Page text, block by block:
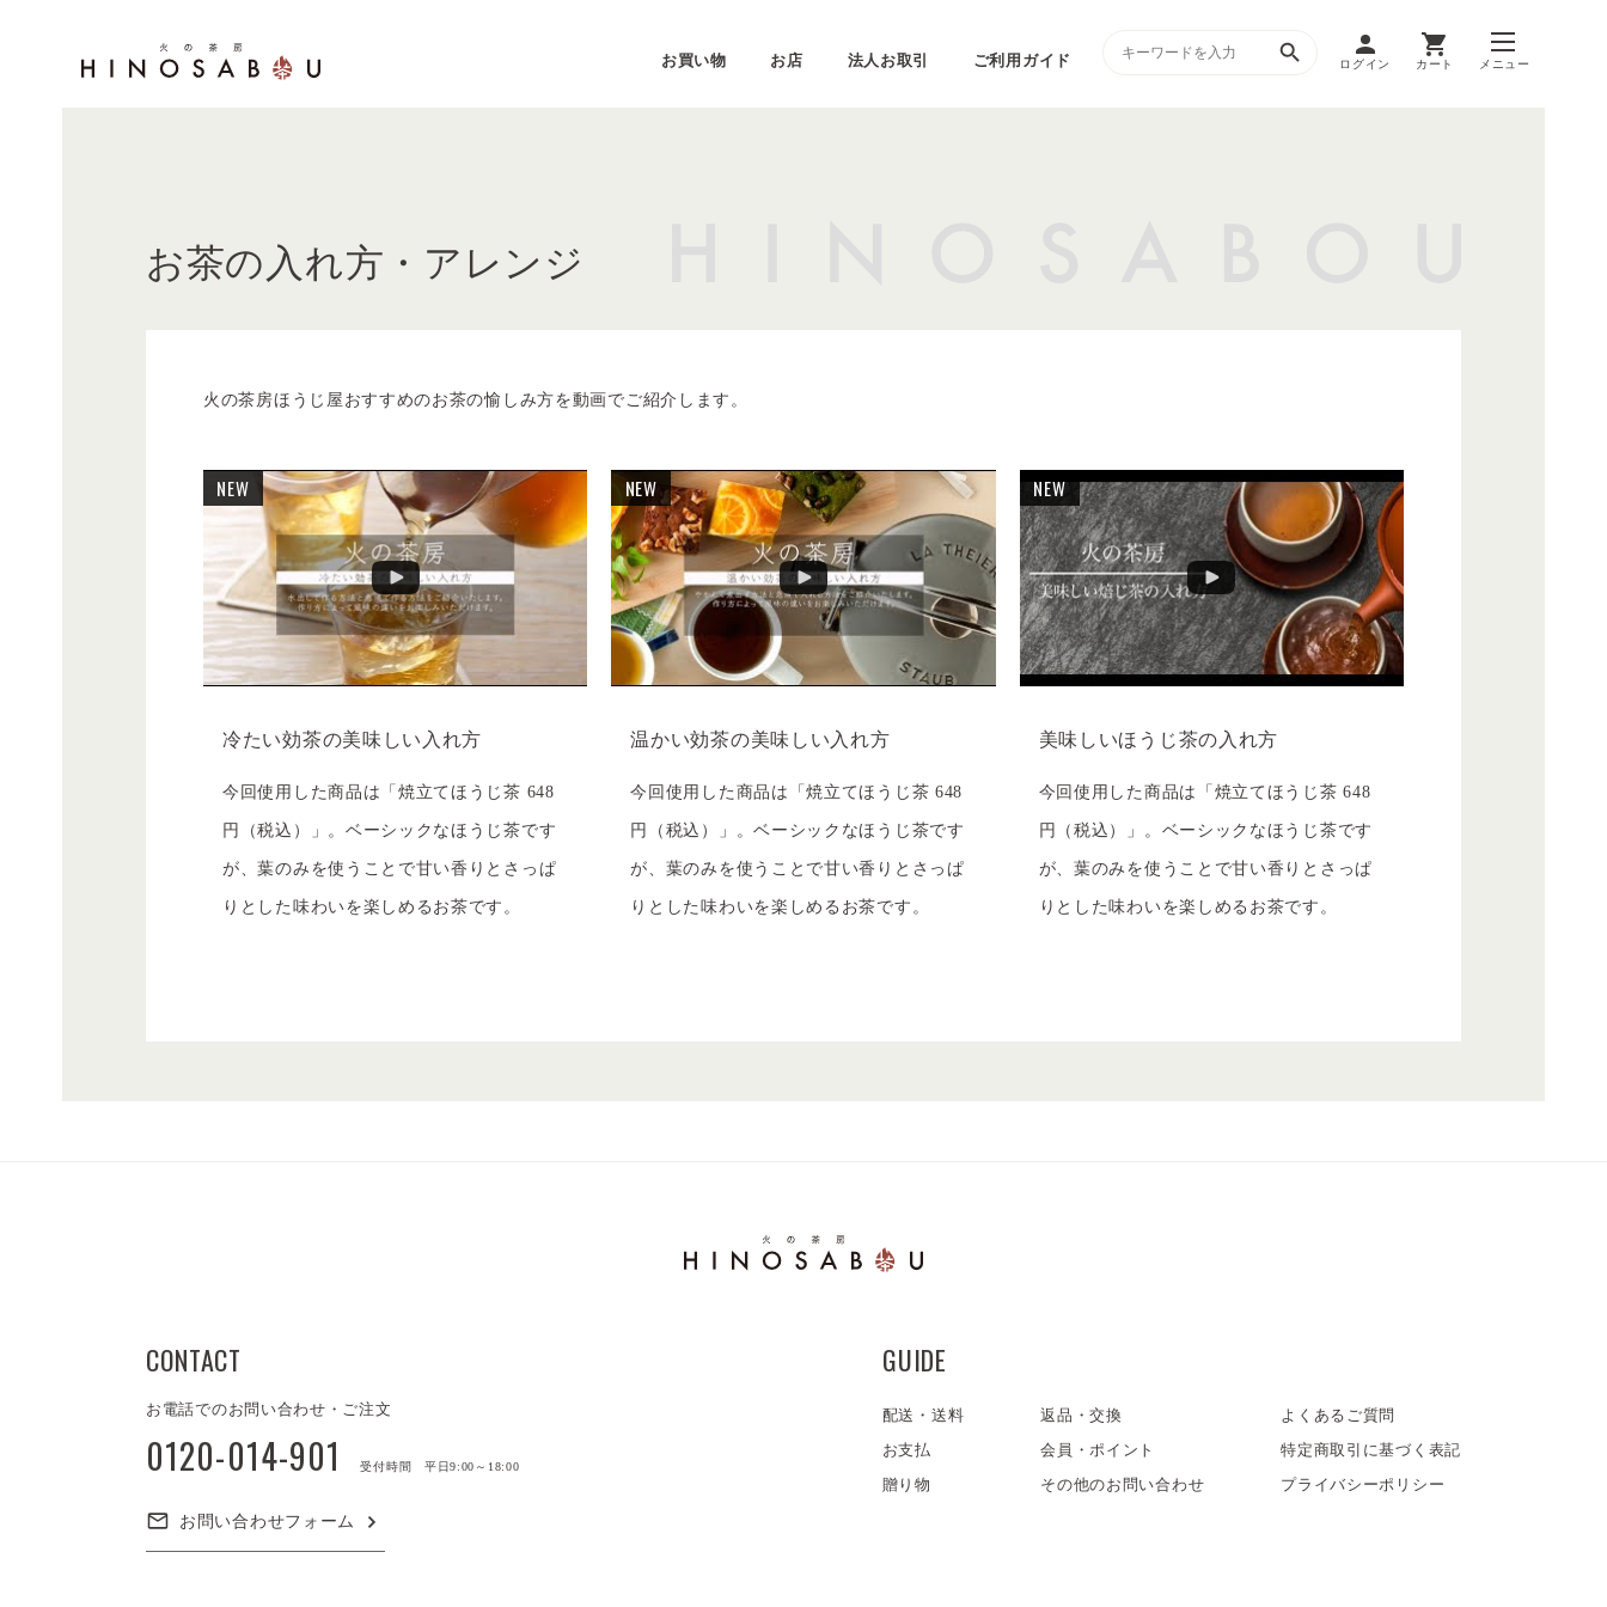
お買い物 お店 法人お取引 ご利用ガイド ログイン カート メニュー
お茶の入れ方・アレンジ
火の茶房ほうじ屋おすすめのお茶の愉しみ方を動画でご紹介します。
NEW
冷たい効茶の美味しい入れ方
今回使用した商品は「焼立てほうじ茶 648
円（税込）」。ベーシックなほうじ茶です
が、葉のみを使うことで甘い香りとさっぱ
りとした味わいを楽しめるお茶です。
NEW
温かい効茶の美味しい入れ方
今回使用した商品は「焼立てほうじ茶 648
円（税込）」。ベーシックなほうじ茶です
が、葉のみを使うことで甘い香りとさっぱ
りとした味わいを楽しめるお茶です。
NEW
美味しいほうじ茶の入れ方
今回使用した商品は「焼立てほうじ茶 648
円（税込）」。ベーシックなほうじ茶です
が、葉のみを使うことで甘い香りとさっぱ
りとした味わいを楽しめるお茶です。
CONTACT
お電話でのお問い合わせ・ご注文
0120-014-901 受付時間 平日9:00～18:00
お問い合わせフォーム
GUIDE
配送・送料
お支払
贈り物
返品・交換
会員・ポイント
その他のお問い合わせ
よくあるご質問
特定商取引に基づく表記
プライバシーポリシー